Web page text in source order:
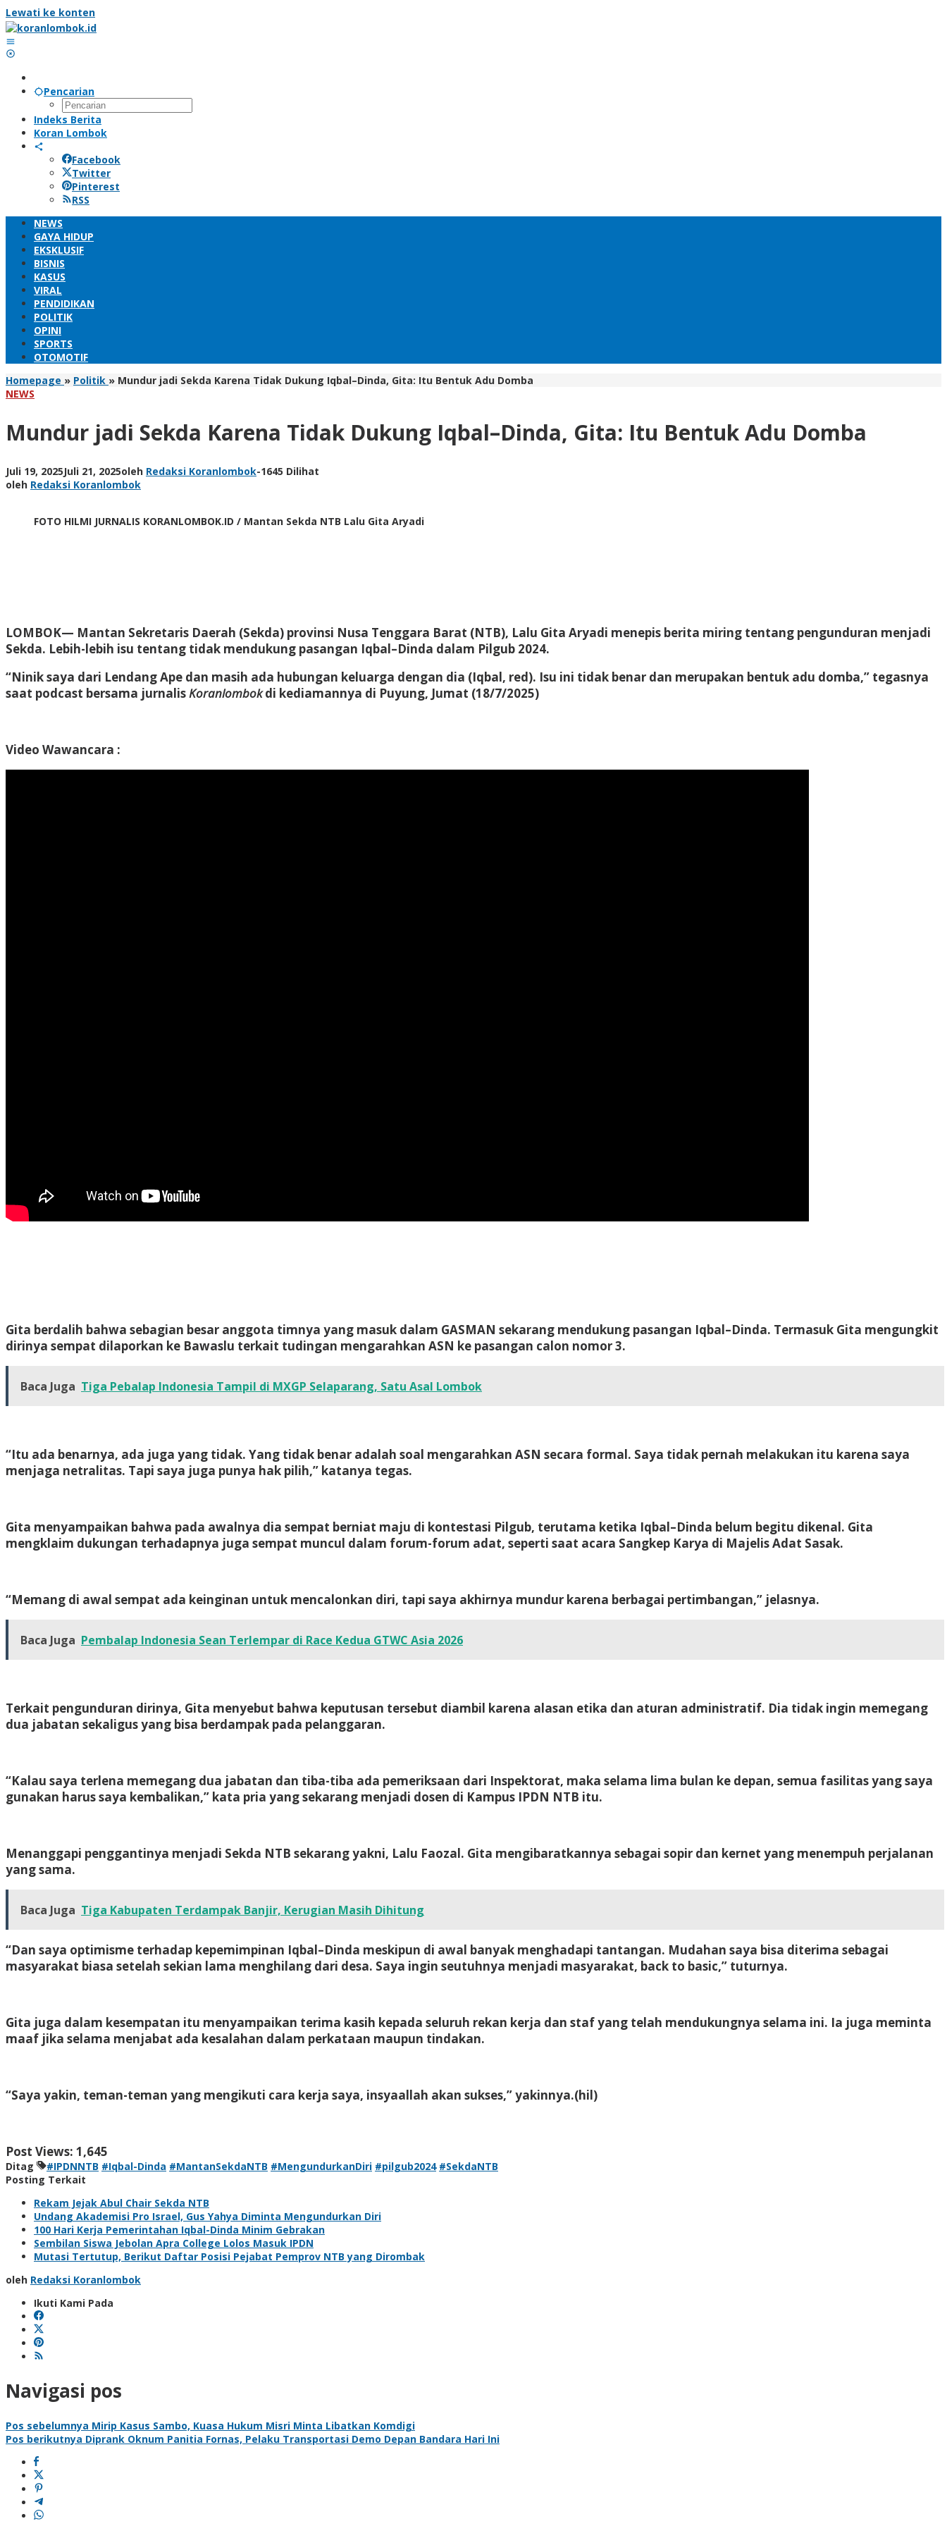
Lewati ke konten
Pencarian
Indeks Berita
Koran Lombok
Facebook
Twitter
Pinterest
RSS
NEWS
GAYA HIDUP
EKSKLUSIF
BISNIS
KASUS
VIRAL
PENDIDIKAN
POLITIK
OPINI
SPORTS
OTOMOTIF
Homepage » Politik » Mundur jadi Sekda Karena Tidak Dukung Iqbal–Dinda, Gita: Itu Bentuk Adu Domba
NEWS
Mundur jadi Sekda Karena Tidak Dukung Iqbal–Dinda, Gita: Itu Bentuk Adu Domba
Juli 19, 2025Juli 21, 2025oleh Redaksi Koranlombok-1645 Dilihat
oleh Redaksi Koranlombok
FOTO HILMI JURNALIS KORANLOMBOK.ID / Mantan Sekda NTB Lalu Gita Aryadi
LOMBOK— Mantan Sekretaris Daerah (Sekda) provinsi Nusa Tenggara Barat (NTB), Lalu Gita Aryadi menepis berita miring tentang pengunduran menjadi
Sekda. Lebih-lebih isu tentang tidak mendukung pasangan Iqbal–Dinda dalam Pilgub 2024.
“Ninik saya dari Lendang Ape dan masih ada hubungan keluarga dengan dia (Iqbal, red). Isu ini tidak benar dan merupakan bentuk adu domba,” tegasnya
saat podcast bersama jurnalisKoranlombokdi kediamannya di Puyung, Jumat (18/7/2025)
Video Wawancara :
Gita berdalih bahwa sebagian besar anggota timnya yang masuk dalam GASMAN sekarang mendukung pasangan Iqbal–Dinda. Termasuk Gita mengungkit
dirinya sempat dilaporkan ke Bawaslu terkait tudingan mengarahkan ASN ke pasangan calon nomor 3.
Baca Juga Tiga Pebalap Indonesia Tampil di MXGP Selaparang, Satu Asal Lombok
“Itu ada benarnya, ada juga yang tidak. Yang tidak benar adalah soal mengarahkan ASN secara formal. Saya tidak pernah melakukan itu karena saya
menjaga netralitas. Tapi saya juga punya hak pilih,” katanya tegas.
Gita menyampaikan bahwa pada awalnya dia sempat berniat maju di kontestasi Pilgub, terutama ketika Iqbal–Dinda belum begitu dikenal. Gita
mengklaim dukungan terhadapnya juga sempat muncul dalam forum-forum adat, seperti saat acara Sangkep Karya di Majelis Adat Sasak.
“Memang di awal sempat ada keinginan untuk mencalonkan diri, tapi saya akhirnya mundur karena berbagai pertimbangan,” jelasnya.
Baca Juga Pembalap Indonesia Sean Terlempar di Race Kedua GTWC Asia 2026
Terkait pengunduran dirinya, Gita menyebut bahwa keputusan tersebut diambil karena alasan etika dan aturan administratif. Dia tidak ingin memegang
dua jabatan sekaligus yang bisa berdampak pada pelanggaran.
“Kalau saya terlena memegang dua jabatan dan tiba-tiba ada pemeriksaan dari Inspektorat, maka selama lima bulan ke depan, semua fasilitas yang saya
gunakan harus saya kembalikan,” kata pria yang sekarang menjadi dosen di Kampus IPDN NTB itu.
Menanggapi penggantinya menjadi Sekda NTB sekarang yakni, Lalu Faozal. Gita mengibaratkannya sebagai sopir dan kernet yang menempuh perjalanan
yang sama.
Baca Juga Tiga Kabupaten Terdampak Banjir, Kerugian Masih Dihitung
“Dan saya optimisme terhadap kepemimpinan Iqbal–Dinda meskipun di awal banyak menghadapi tantangan. Mudahan saya bisa diterima sebagai
masyarakat biasa setelah sekian lama menghilang dari desa. Saya ingin seutuhnya menjadi masyarakat, back to basic,” tuturnya.
Gita juga dalam kesempatan itu menyampaikan terima kasih kepada seluruh rekan kerja dan staf yang telah mendukungnya selama ini. Ia juga meminta
maaf jika selama menjabat ada kesalahan dalam perkataan maupun tindakan.
“Saya yakin, teman-teman yang mengikuti cara kerja saya, insyaallah akan sukses,” yakinnya.(hil)
Post Views: 1,645
Ditag #IPDNNTB #Iqbal-Dinda #MantanSekdaNTB #MengundurkanDiri #pilgub2024 #SekdaNTB
Posting Terkait
Rekam Jejak Abul Chair Sekda NTB
Undang Akademisi Pro Israel, Gus Yahya Diminta Mengundurkan Diri
100 Hari Kerja Pemerintahan Iqbal-Dinda Minim Gebrakan
Sembilan Siswa Jebolan Apra College Lolos Masuk IPDN
Mutasi Tertutup, Berikut Daftar Posisi Pejabat Pemprov NTB yang Dirombak
oleh Redaksi Koranlombok
Ikuti Kami Pada
Navigasi pos
Pos sebelumnya Mirip Kasus Sambo, Kuasa Hukum Misri Minta Libatkan Komdigi
Pos berikutnya Diprank Oknum Panitia Fornas, Pelaku Transportasi Demo Depan Bandara Hari Ini